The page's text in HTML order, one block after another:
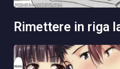
rimettere in riga